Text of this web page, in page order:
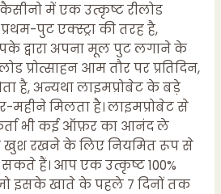
में एक उत्कृष्ट रीलोड
पुट एक्स्ट्रा की तरह है,
द्वारा अपना मूल पुट लगाने के
प्रोत्साहन आम तौर पर प्रतिदिन,
है, अन्यथा लाइमप्रोबेट के बड़े
मिलता है। लाइमप्रोबेट से
भी कई ऑफ़र का आनंद ले
रखने के लिए नियमित रूप से
हैं। आप एक उत्कृष्ट 100%
जो इसके खाते के पहले 7 दिनों तक